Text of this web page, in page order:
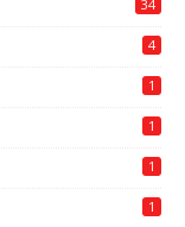
34
4
1
1
1
1